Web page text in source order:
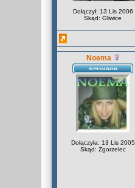
Dołączył: 13 Lis 2006
Skąd: Gliwice
Noema
Dołączyła: 13 Lis 2005
Skąd: Zgorzelec